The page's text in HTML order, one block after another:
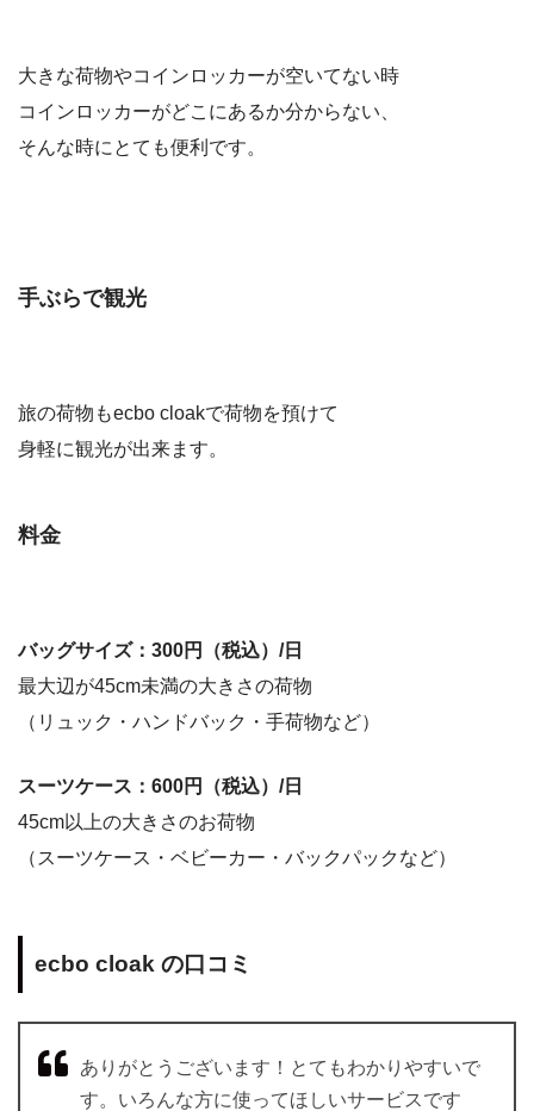
大きな荷物やコインロッカーが空いてない時
コインロッカーがどこにあるか分からない、
そんな時にとても便利です。
手ぶらで観光
旅の荷物もecbo cloakで荷物を預けて
身軽に観光が出来ます。
料金
バッグサイズ： 300円（税込）/日
最大辺が45cm未満の大きさの荷物
（リュック・ハンドバック・手荷物など）
スーツケース： 600円（税込）/日
45cm以上の大きさのお荷物
（スーツケース・ベビーカー・バックパックなど）
ecbo cloak の口コミ
ありがとうございます！とてもわかりやすいで
す。いろんな方に使ってほしいサービスです